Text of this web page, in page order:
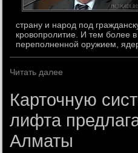
страну и народ под
кровопролитие. И тем более
переполненной оружием,
Читать далее
Карточную
лифта
Алматы